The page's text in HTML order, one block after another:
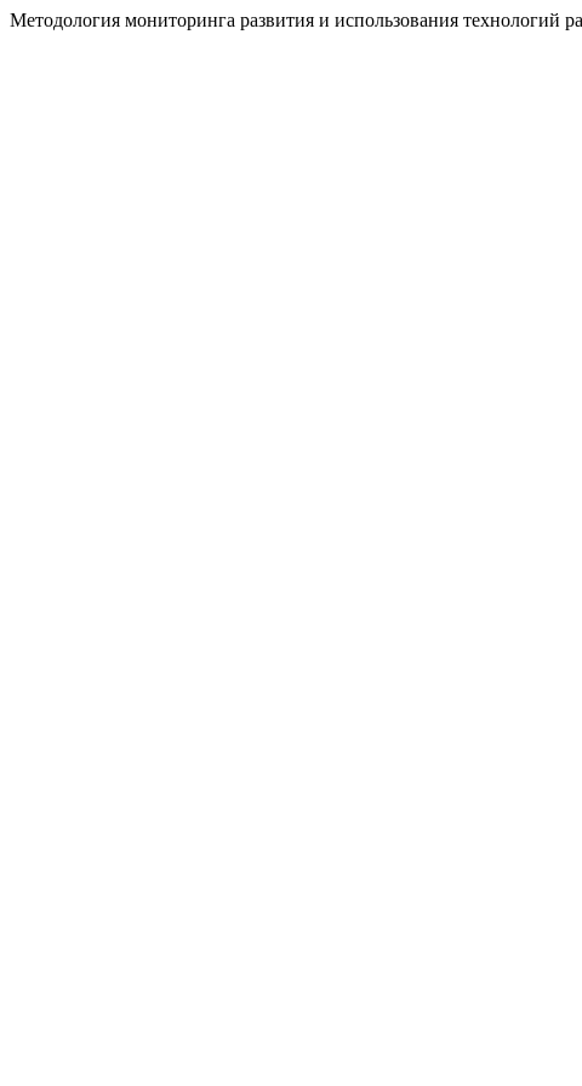
Методология мониторинга развития и использования технологий